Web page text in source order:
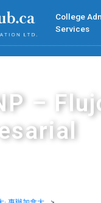
College
Services
–